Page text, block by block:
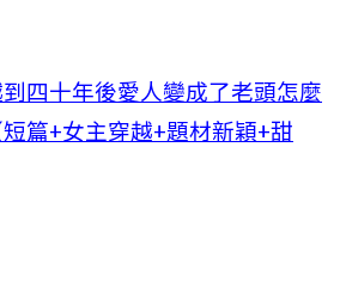
到四十年後愛人變成了老頭怎麼
篇+女主穿越+題材新穎+甜